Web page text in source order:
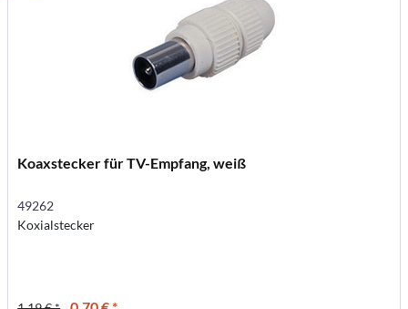
Koaxstecker für TV-Empfang, weiß
49262
Koxialstecker